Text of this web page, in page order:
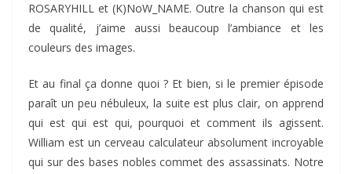
ROSARYHILL et (K)NoW_NAME. Outre la chanson qui est
de qualité, j’aime aussi beaucoup l’ambiance et les
couleurs des images.
Et au final ça donne quoi ? Et bien, si le premier épisode
paraît un peu nébuleux, la suite est plus clair, on apprend
qui est qui est qui, pourquoi et comment ils agissent.
William est un cerveau calculateur absolument incroyable
qui sur des bases nobles commet des assassinats. Notre